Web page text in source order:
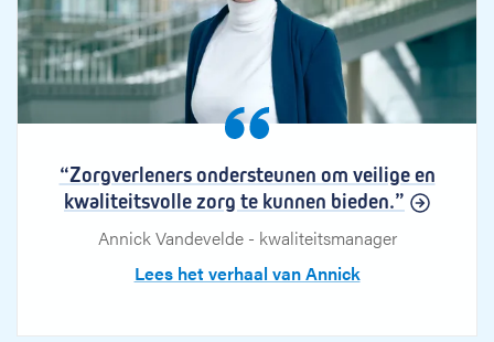
“Zorgverleners ondersteunen om veilige en
kwaliteitsvolle zorg te kunnen bieden.”
Annick Vandevelde - kwaliteitsmanager
Lees het verhaal van Annick